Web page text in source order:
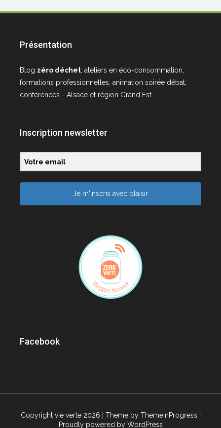
Présentation
Blog zéro déchet, ateliers en éco-consommation,
formations professionnelles, animation soirée débat,
conférences - Alsace et région Grand Est
Inscription newsletter
Je m'inscris avec plaisir
Facebook
Copyright vie verte 2026 | Theme by ThemeinProgress
Proudly powered by WordPress